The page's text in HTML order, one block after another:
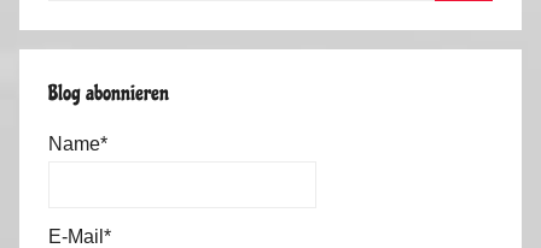
Blog abonnieren
Name*
E-Mail*